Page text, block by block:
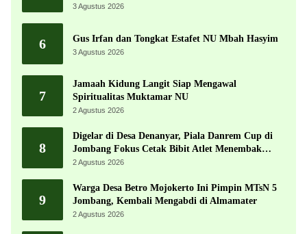
3 Agustus 2026
6 Gus Irfan dan Tongkat Estafet NU Mbah Hasyim
3 Agustus 2026
7
Jamaah Kidung Langit Siap Mengawal
Spiritualitas Muktamar NU
2 Agustus 2026
8
Digelar di Desa Denanyar, Piala Danrem Cup di
Jombang Fokus Cetak Bibit Atlet Menembak
Berprestasi
2 Agustus 2026
9
Warga Desa Betro Mojokerto Ini Pimpin MTsN 5
Jombang, Kembali Mengabdi di Almamater
2 Agustus 2026